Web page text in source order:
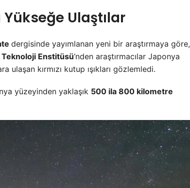
Ulaştılar
dergisinde yayımlanan yeni bir araştırmaya göre,
Enstitüsü‘nden araştırmacılar Japonya
ulaşan kırmızı kutup ışıkları gözlemledi.
yüzeyinden yaklaşık 500 ila 800 kilometre